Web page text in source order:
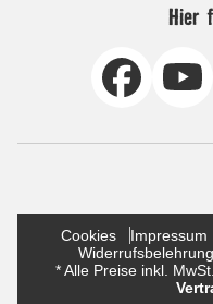
Hier
Cookies Impressum
Widerrufsbelehrung
* Alle Preise inkl.